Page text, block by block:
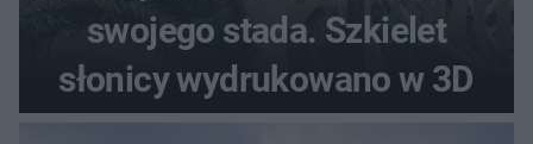
swojego stada. Szkielet
słonicy wydrukowano w 3D